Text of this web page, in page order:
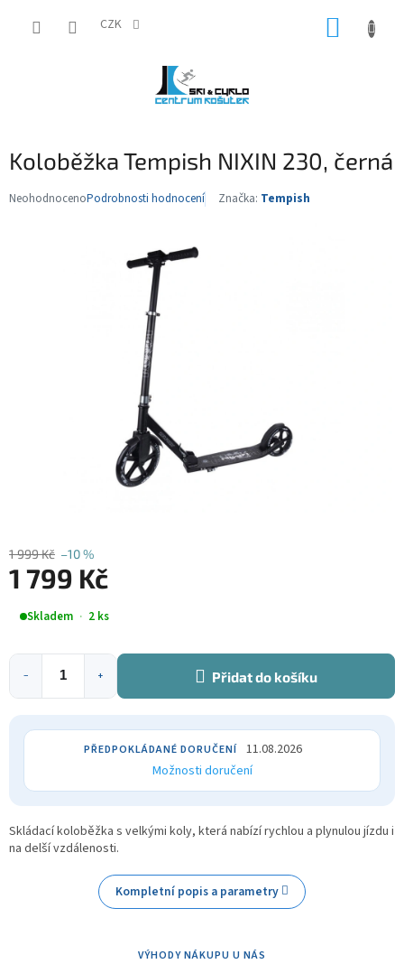
CZK
Koloběžka Tempish NIXIN 230, černá
Průměrné
NeohodnocenoPodrobnosti hodnocení Značka: Tempish
1 999 Kč –10 %
1 799 Kč
Měrná
cena:
Skladem 2 ks
+
− Přidat do košíku
11.08.2026
Možnosti doručení
Skládací koloběžka s velkými koly, která nabízí rychlou a plynulou jízdu i
na delší vzdálenosti.
Kompletní popis a parametry
VÝHODY NÁKUPU U NÁS